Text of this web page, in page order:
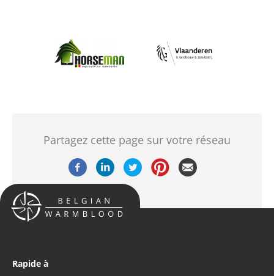
Afbeelding Afbeelding
Partagez cette page sur votre réseau
Rapide à